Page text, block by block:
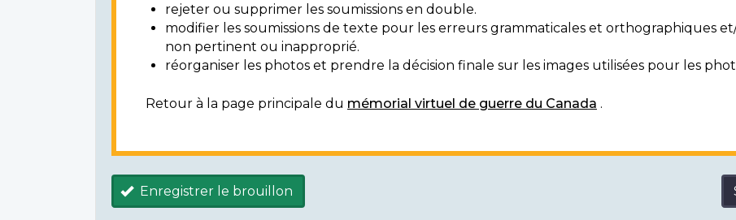
rejeter ou supprimer les soumissions en double.
modifier les soumissions de texte pour les erreurs grammaticales et orthographiques
non pertinent ou inapproprié.
réorganiser les photos et prendre la décision finale sur les images utilisées pour les
Retour à la page principale du mémorial virtuel de guerre du Canada .
Enregistrer le brouillon